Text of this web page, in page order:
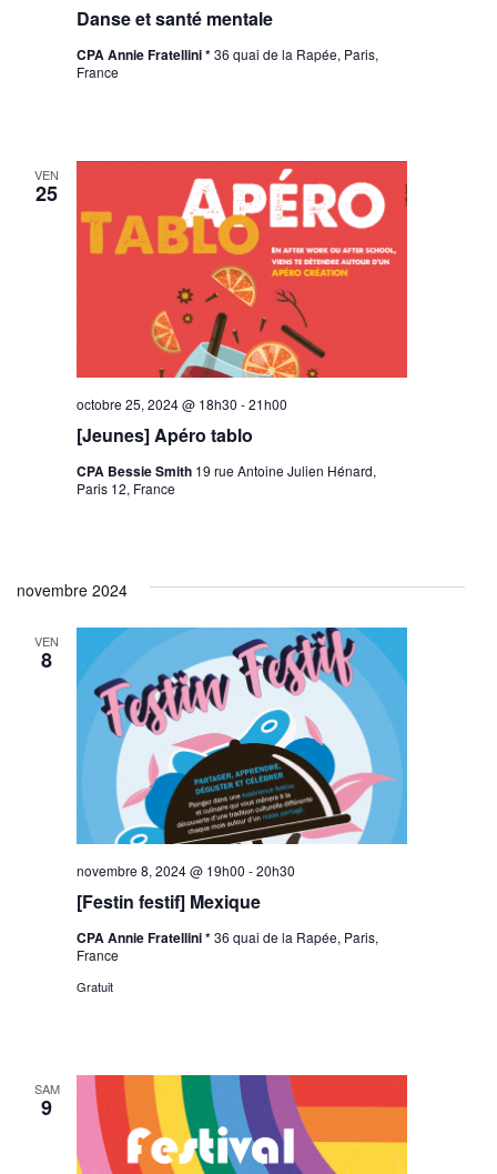
Danse et santé mentale
CPA Annie Fratellini *36 quai de la Rapée, Paris,
France
VEN
25
[Jeunes] Apéro tablo
octobre 25, 2024 @ 18h30 -21h00
CPA Bessie Smith 19 rue Antoine Julien Hénard,
Paris 12, France
novembre 2024
VEN
8
[Festin festif] Mexique
novembre 8, 2024 @ 19h00 -20h30
CPA Annie Fratellini *36 quai de la Rapée, Paris,
France
Gratuit
SAM
9